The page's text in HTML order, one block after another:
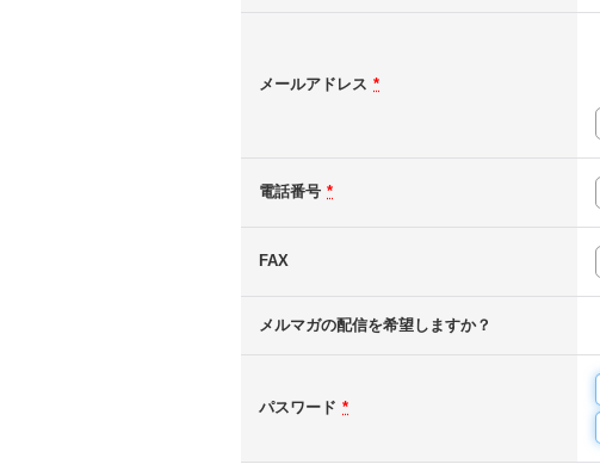
メールアドレス *
電話番号 *
FAX
メルマガの配信を希望しますか？
パスワード *